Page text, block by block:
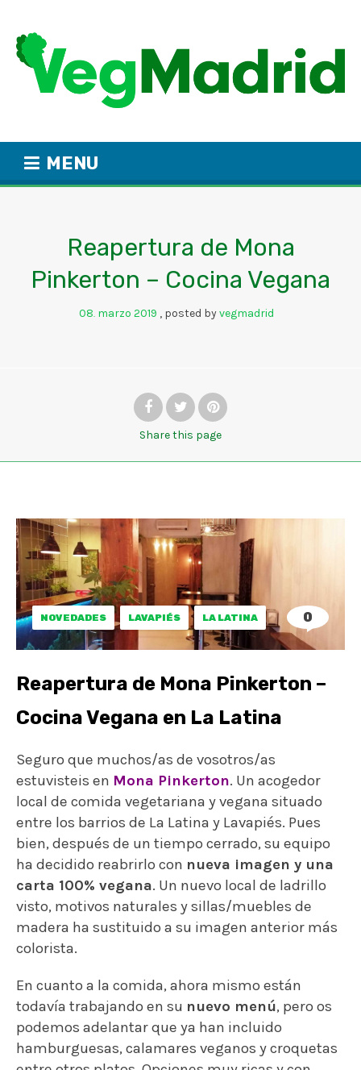
MENU
Reapertura de Mona
Pinkerton – Cocina Vegana
08. marzo 2019 posted byvegmadrid
Sharethis page
NOVEDADES LAVAPIÉS LA LATINA 0
Reapertura de Mona Pinkerton –
Cocina Vegana en La Latina
Seguro que muchos/as de vosotros/as
estuvisteis en Mona Pinkerton. Un acogedor
local de comida vegetariana y vegana situado
entre los barrios de La Latina y Lavapiés. Pues
bien, después de un tiempo cerrado, su equipo
ha decidido reabrirlo con nueva imagen y una
carta 100% vegana. Un nuevo local de ladrillo
visto, motivos naturales y sillas/muebles de
madera ha sustituido a su imagen anterior más
colorista.
En cuanto a la comida, ahora mismo están
todavía trabajando en su nuevo menú, pero os
podemos adelantar que ya han incluido
hamburguesas, calamares veganos y croquetas